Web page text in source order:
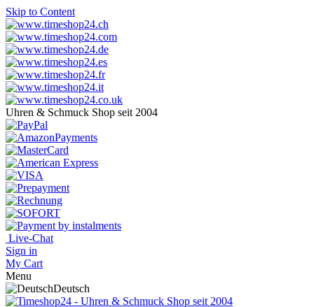
Skip to Content
Uhren & Schmuck Shop seit 2004
Live-Chat
Sign in
My Cart
Menu
Deutsch